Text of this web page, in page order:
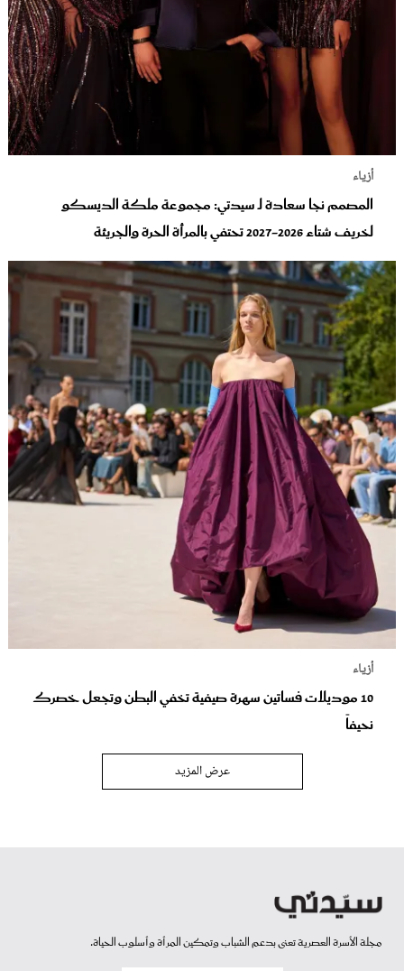
أزياء
المصمم نجا سعادة لـ سيدتي: مجموعة ملكة الديسكو
لخريف شتاء 2026-2027 تحتفي بالمرأة الحرة والجريئة
أزياء
10 موديلات فساتين سهرة صيفية تخفي البطن وتجعل خصرك
نحيفاً
عرض المزيد
مجلة الأسرة العصرية تعنى بدعم الشباب وتمكين المرأة وأسلوب الحياة.